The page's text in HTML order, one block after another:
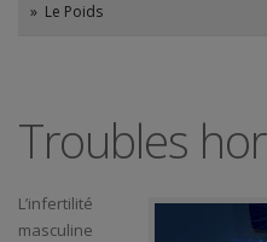
» Le Poids
Troubles
L’infertilité
masculine